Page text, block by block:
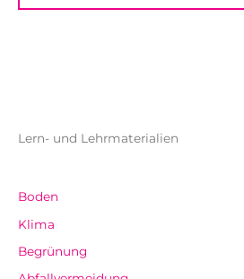
Lern- und Lehrmaterialien
Boden
Klima
Begrünung